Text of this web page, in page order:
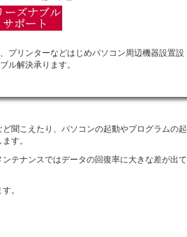
プリンターなどはじめパソコン周辺機器設置設
ル解決承ります。
聞こえたり、パソコンの起動やプログラムの起
す。
テナンスではデータの回復率に大きな差が出て
。